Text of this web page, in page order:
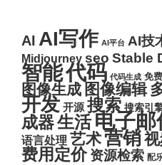
AI AI写作 AI平台 AI技
Midjourney seo Stable
智能代码 代码生成 免
图像生成 图像编辑
开发 开源 搜索 搜索引
成器生活电子邮
语言处理 艺术营销
费用定价 资源检索 配